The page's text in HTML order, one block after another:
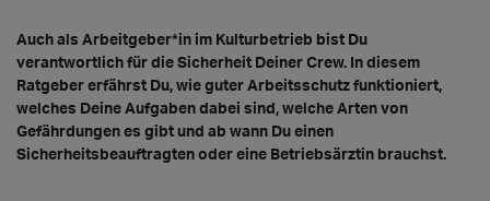
Auch als Arbeitgeber*in im Kulturbetrieb bist Du
verantwortlich für die Sicherheit Deiner Crew. In diesem
Ratgeber erfährst Du, wie guter Arbeitsschutz funktioniert,
welches Deine Aufgaben dabei sind, welche Arten von
Gefährdungen es gibt und ab wann Du einen
Sicherheitsbeauftragten oder eine Betriebsärztin brauchst.